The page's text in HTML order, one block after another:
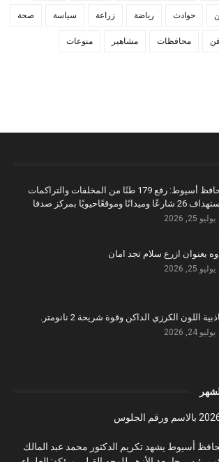
حوادث رياضة زراعة سياسة صحة
فن محافظات مشاهير منوعات
محافظ أسيوط: رفع 179 طنًا من المخلفات والتراكمات
شارعًا وميدانًا وموقعًاحيويًا بمركز صدفا
يوليو 25, 2026
بعنوان ازرع سلام تجد امان
يوليو 25, 2026
اللون الكرزي الداكن وقوة شريحة 2 نانومتر.
يوليو 24, 2026
أسيوط يشهد تكريم الدكتور محمد عبد المالك